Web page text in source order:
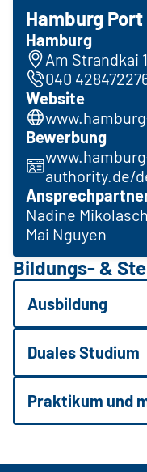
Hamburg
Hamburg
Am Strandkai
040
Website
Bewerbung
authority.de/
Nadine Mikolasch
Mai Nguyen
Bildungs- &
Ausbildung
Duales Studium
Praktikum und